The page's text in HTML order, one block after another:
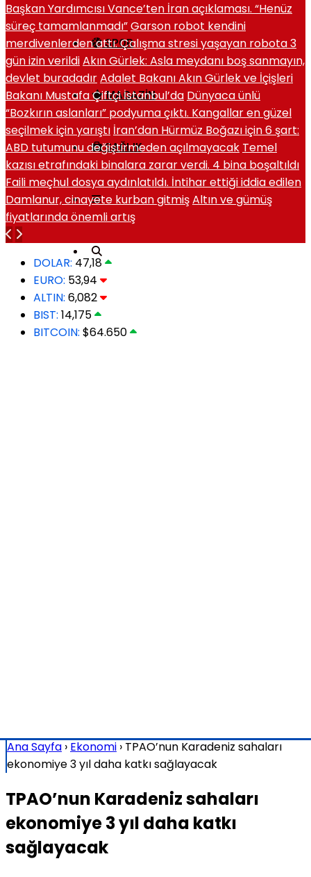
SPOR
MAGAZIN
SAĞLIK
Başkan Yardımcısı Vance’ten İran açıklaması. “Henüz
süreç tamamlanmadı”Garson robot kendini
merdivenlerden attı. Çalışma stresi yaşayan robota 3
gün izin verildiAkın Gürlek: Asla meydanı boş sanmayın,
devlet buradadırAdalet Bakanı Akın Gürlek ve İçişleri
Bakanı Mustafa Çiftçi İstanbul’da Dünyaca ünlü
“Bozkırın aslanları” podyuma çıktı. Kangallar en güzel
seçilmek için yarıştı İran’dan Hürmüz Boğazı için 6 şart:
ABD tutumunu değiştirmeden açılmayacak Temel
kazısı etrafındaki binalara zarar verdi. 4 bina boşaltıldı
Faili meçhul dosya aydınlatıldı. İntihar ettiği iddia edilen
Damlanur, cinayete kurban gitmişAltın ve gümüş
fiyatlarında önemli artış
DOLAR: 47,18
EURO: 53,94
ALTIN: 6,082
BIST: 14,175
BITCOIN: $64.650
Ana Sayfa › Ekonomi › TPAO’nun Karadeniz sahaları
ekonomiye 3 yıl daha katkı sağlayacak
TPAO’nun Karadeniz sahaları
ekonomiye 3 yıl daha katkı
sağlayacak